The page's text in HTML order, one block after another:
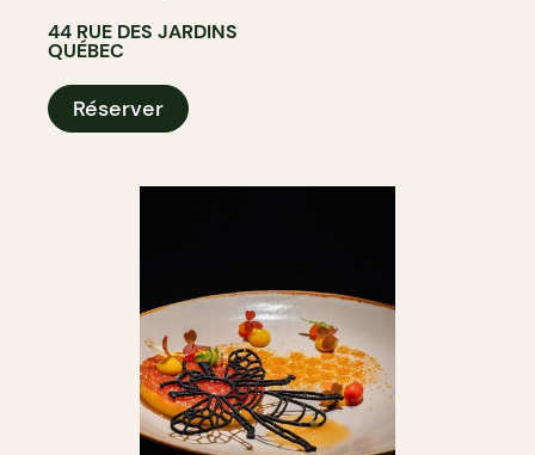
44 RUE DES JARDINS
QUÉBEC
Réserver